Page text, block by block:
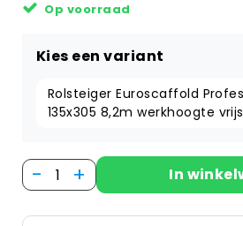
Op voorraad
Kies een variant
Rolsteiger Euroscaffold
135x305 8,2m werkhoogte
- + In